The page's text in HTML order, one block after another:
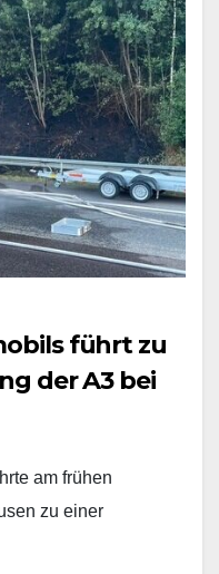
führt zu
der A3 bei
am frühen
zu einer